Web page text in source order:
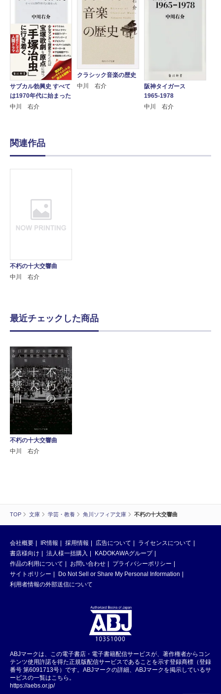
TOP 文庫 学芸・教養 角川ソフィア文庫 不朽の十大交響曲
サブカル勃興史 すべて
は1970年代に始まった
中川 右介
クラシック音楽の歴史
中川 右介
阪神タイガース
1965-1978
中川 右介
関連作品
不朽の十大交響曲
中川 右介
最近チェックした商品
不朽の十大交響曲
中川 右介
会社概要 IR情報 採用情報 広告について
ライセンスについて
書店様向け
法人様一括購入
KADOKAWAグループ
作品の利用について
お問い合わせ
プライバシーポリシー
サイトポリシー
Do Not Sell or Share My Personal Information
利用者情報の外部送信について
ABJマークは、この電子書店・電子書籍配信サービスが、著作権者からコン
テンツ使用許諾を得た正規版配信サービスであることを示す登録商標（登録
番号 第6091713号）です。ABJマークの詳細、ABJマークを掲示しているサ
ービスの一覧はこちら。
https://aebs.or.jp/